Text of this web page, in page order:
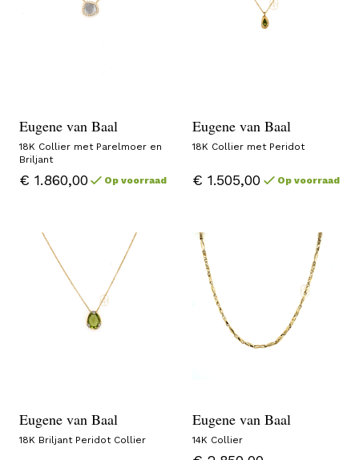
Eugene van Baal
18K Collier met Parelmoer en
Briljant
€ 1.860,00 Op voorraad
Eugene van Baal
18K Collier met Peridot
€ 1.505,00 Op voorraad
Eugene van Baal
18K Briljant Peridot Collier
Eugene van Baal
14K Collier